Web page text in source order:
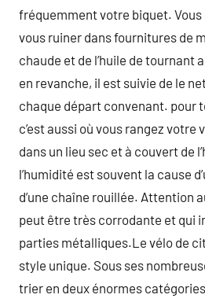
fréquemment votre biquet. Vous
vous ruiner dans fournitures de
chaude et de l’huile de tournant
en revanche, il est suivie de le
chaque départ convenant. pour
c’est aussi où vous rangez votre
dans un lieu sec et à couvert de
l’humidité est souvent la cause
d’une chaîne rouillée. Attention
peut être très corrodante et qui
parties métalliques.Le vélo de
style unique. Sous ses
trier en deux énormes